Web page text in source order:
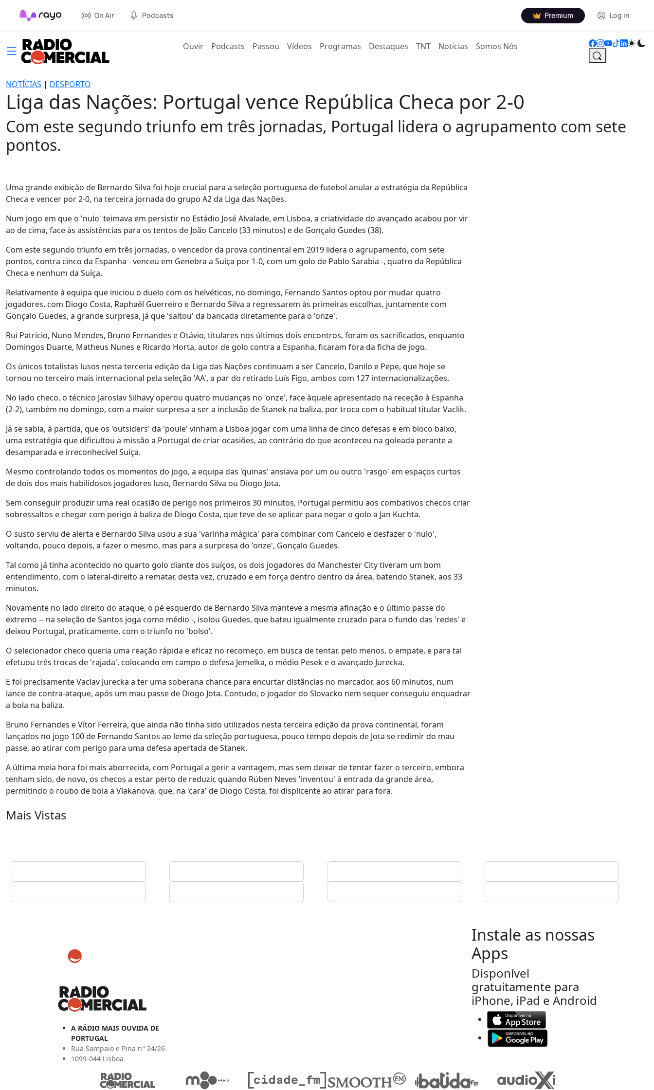
On Air Podcasts Premium Log in
Ouvir(current)
Podcasts Passou Vídeos Programas Destaques TNT Notícias Somos Nós
NOTÍCIAS | DESPORTO
Liga das Nações: Portugal vence República Checa por 2-0
Com este segundo triunfo em três jornadas, Portugal lidera o agrupamento com sete
pontos.
Uma grande exibição de Bernardo Silva foi hoje crucial para a seleção portuguesa de futebol anular a estratégia da República
Checa e vencer por 2-0, na terceira jornada do grupo A2 da Liga das Nações.
Num jogo em que o 'nulo' teimava em persistir no Estádio José Alvalade, em Lisboa, a criatividade do avançado acabou por vir
ao de cima, face às assistências para os tentos de João Cancelo (33 minutos) e de Gonçalo Guedes (38).
Com este segundo triunfo em três jornadas, o vencedor da prova continental em 2019 lidera o agrupamento, com sete
pontos, contra cinco da Espanha - venceu em Genebra a Suíça por 1-0, com um golo de Pablo Sarabia -, quatro da República
Checa e nenhum da Suíça.
Relativamente à equipa que iniciou o duelo com os helvéticos, no domingo, Fernando Santos optou por mudar quatro
jogadores, com Diogo Costa, Raphaël Guerreiro e Bernardo Silva a regressarem às primeiras escolhas, juntamente com
Gonçalo Guedes, a grande surpresa, já que 'saltou' da bancada diretamente para o 'onze'.
Rui Patrício, Nuno Mendes, Bruno Fernandes e Otávio, titulares nos últimos dois encontros, foram os sacrificados, enquanto
Domingos Duarte, Matheus Nunes e Ricardo Horta, autor de golo contra a Espanha, ficaram fora da ficha de jogo.
Os únicos totalistas lusos nesta terceria edição da Liga das Nações continuam a ser Cancelo, Danilo e Pepe, que hoje se
tornou no terceiro mais internacional pela seleção 'AA', a par do retirado Luís Figo, ambos com 127 internacionalizações.
No lado checo, o técnico Jaroslav Silhavy operou quatro mudanças no 'onze', face àquele apresentado na receção à Espanha
(2-2), também no domingo, com a maior surpresa a ser a inclusão de Stanek na baliza, por troca com o habitual titular Vaclik.
Já se sabia, à partida, que os 'outsiders' da 'poule' vinham a Lisboa jogar com uma linha de cinco defesas e em bloco baixo,
uma estratégia que dificultou a missão a Portugal de criar ocasiões, ao contrário do que aconteceu na goleada perante a
desamparada e irreconhecível Suíça.
Mesmo controlando todos os momentos do jogo, a equipa das 'quinas' ansiava por um ou outro 'rasgo' em espaços curtos
de dois dos mais habilidosos jogadores luso, Bernardo Silva ou Diogo Jota.
Sem conseguir produzir uma real ocasião de perigo nos primeiros 30 minutos, Portugal permitiu aos combativos checos criar
sobressaltos e chegar com perigo à baliza de Diogo Costa, que teve de se aplicar para negar o golo a Jan Kuchta.
O susto serviu de alerta e Bernardo Silva usou a sua 'varinha mágica' para combinar com Cancelo e desfazer o 'nulo',
voltando, pouco depois, a fazer o mesmo, mas para a surpresa do 'onze', Gonçalo Guedes.
Tal como já tinha acontecido no quarto golo diante dos suíços, os dois jogadores do Manchester City tiveram um bom
entendimento, com o lateral-direito a rematar, desta vez, cruzado e em força dentro dentro da área, batendo Stanek, aos 33
minutos.
Novamente no lado direito do ataque, o pé esquerdo de Bernardo Silva manteve a mesma afinação e o último passe do
extremo -- na seleção de Santos joga como médio -, isolou Guedes, que bateu igualmente cruzado para o fundo das 'redes' e
deixou Portugal, praticamente, com o triunfo no 'bolso'.
O selecionador checo queria uma reação rápida e eficaz no recomeço, em busca de tentar, pelo menos, o empate, e para tal
efetuou três trocas de 'rajada', colocando em campo o defesa Jemelka, o médio Pesek e o avançado Jurecka.
E foi precisamente Vaclav Jurecka a ter uma soberana chance para encurtar distâncias no marcador, aos 60 minutos, num
lance de contra-ataque, após um mau passe de Diogo Jota. Contudo, o jogador do Slovacko nem sequer conseguiu enquadrar
a bola na baliza.
Bruno Fernandes e Vítor Ferreira, que ainda não tinha sido utilizados nesta terceira edição da prova continental, foram
lançados no jogo 100 de Fernando Santos ao leme da seleção portuguesa, pouco tempo depois de Jota se redimir do mau
passe, ao atirar com perigo para uma defesa apertada de Stanek.
A última meia hora foi mais aborrecida, com Portugal a gerir a vantagem, mas sem deixar de tentar fazer o terceiro, embora
tenham sido, de novo, os checos a estar perto de reduzir, quando Rúben Neves 'inventou' à entrada da grande área,
permitindo o roubo de bola a Vlakanova, que, na 'cara' de Diogo Costa, foi displicente ao atirar para fora.
Mais Vistas
A RÁDIO MAIS OUVIDA DE
PORTUGAL
Rua Sampaio e Pina n° 24/26
1099-044 Lisboa
Instale as nossas
Apps
Disponível
gratuitamente para
iPhone, iPad e Android